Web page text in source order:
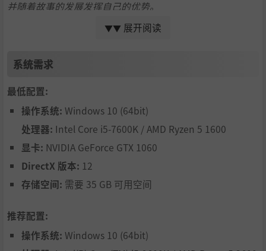
并随着故事的发展发挥自己的优势。
Vietnam has fallen into a civil war. Gangs, militia and priv
ate military organizations churn the collapsed state to the
ir own advantage, and require contractors to do their dirt
y work. Lies pollute the geopolitical state of Vietnam as fa
ctions churn the chaos for personal advantage.
越南陷入内战。帮派、民兵和私人军事组织为了自己的利益
搅乱了崩溃的国家，并要求承包商为他们干脏活累活。谎言
污染了越南的地缘政治状况，各派为了个人利益搅乱了局
势。
▼▼ 展开阅读
系统需求
最低配置:
操作系统: Windows 10 (64bit)
处理器: Intel Core i5-7600K / AMD Ryzen 5 1600
显卡: NVIDIA GeForce GTX 1060
DirectX 版本: 12
存储空间: 需要 35 GB 可用空间
推荐配置:
操作系统: Windows 10 (64bit)